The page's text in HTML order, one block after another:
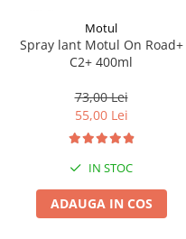
Motul
Spray lant Motul On Road+
C2+ 400ml
73,00 Lei
55,00 Lei
IN STOC
ADAUGA IN COS